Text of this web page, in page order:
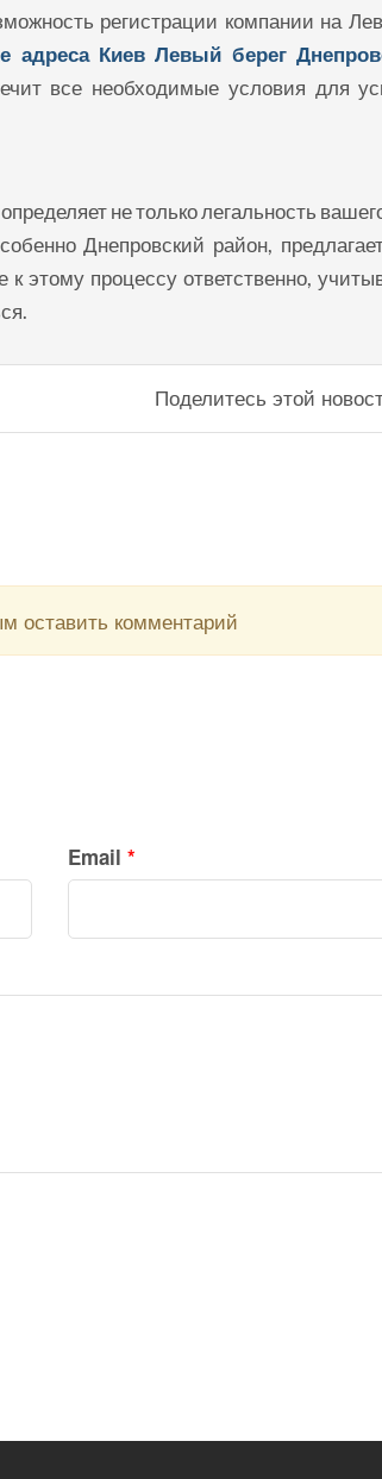
регистрации компании на
адреса Киев Левый берег
все необходимые условия для
не только легальность
Днепровский район,
этому процессу ответственно,
Поделитесь этой
оставить комментарий
Email *